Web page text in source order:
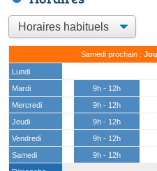
Samedi prochain :
Lundi
Mardi
9h - 12h
Mercredi
9h - 12h
Jeudi
9h - 12h
Vendredi
9h - 12h
Samedi
9h - 12h